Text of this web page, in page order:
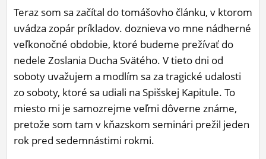
BLOGY
OBRÁZKY
ĽUDIA
MÔJ PROFIL
NASTAVENIA
ROLETA
Teraz som sa začítal do tomášovho článku, v ktorom
uvádza zopár príkladov. doznieva vo mne nádherné
veľkonočné obdobie, ktoré budeme prežívať do
nedele Zoslania Ducha Svätého. V tieto dni od
soboty uvažujem a modlím sa za tragické udalosti
zo soboty, ktoré sa udiali na Spišskej Kapitule. To
miesto mi je samozrejme veľmi dôverne známe,
pretože som tam v kňazskom seminári prežil jeden
rok pred sedemnástimi rokmi.